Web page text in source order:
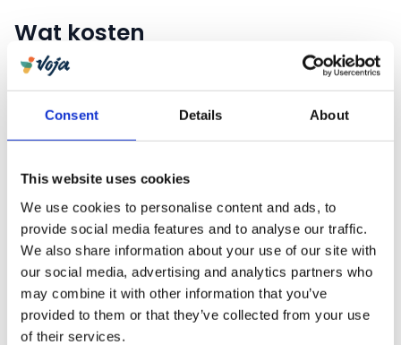
Consent Details About
This website uses cookies
We use cookies to personalise content and ads, to
provide social media features and to analyse our traffic.
We also share information about your use of our site with
our social media, advertising and analytics partners who
may combine it with other information that you’ve
provided to them or that they’ve collected from your use
of their services.
Wat kosten
wellnessbehandelingen op
Madeira gemiddeld?
Wellnessbehandelingen op Madeira variëren sterk
in prijs, afhankelijk van de locatie en het type
behandeling.
Basismassages
luxe spa-behandelingen in tophotels kunnen
oplopen tot € 150–200 per behandeling.
Gezichtsbehandelingen kosten gemiddeld tussen
de € 60–120, afhankelijk van de gebruikte
producten en de behandelingsduur.